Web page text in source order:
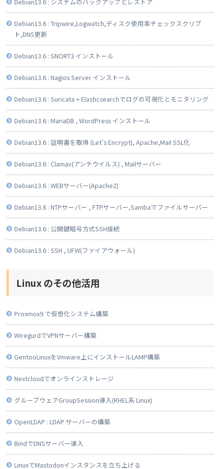
Debian13.6 : Tripwire,Logwatch,ディスク使用率チェックスクリプ
ト,DNS更新
Debian13.6 : SNORT3 インストール
Debian13.6 : Nagios Server インストール
Debian13.6 : Suricata + Elasticsearchでログの可視化とモニタリング
Debian13.6 : MariaDB , WordPress インストール
Debian13.6 : 証明書を取得 (Let's Encrypt), Apache,Mail SSL化
Debian13.6 : Clamav(アンチウイルス) , Mailサーバー
Debian13.6 : WEBサーバー(Apache2)
Debian13.6 : NTPサーバー , FTPサーバー,Sambaでファイルサーバー
Debian13.6 : 公開鍵暗号方式SSH接続
Debian13.6 : SSH , UFW(ファイアウォール)
Linux のその他活用
Proxmox9 で仮想化システム構築
WiregurdでVPNサーバー構築
GentooLinuxをVmware上にインストールLAMP構築
Nextcloudでオンラインストレージ
グループウェアGroupSession導入(RHEL系 Linux)
OpenLDAP : LDAP サーバーの構築
BindでDNSサーバー導入
LinuxでMastodonインスタンスを立ち上げる